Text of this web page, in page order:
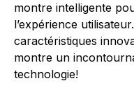
montre intelligente
l’expérience
caractéristiques
montre un
technologie!